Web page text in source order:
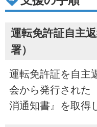
運転免許証自主
署）
運転免許証を自主
会から発行された
消通知書』を取得